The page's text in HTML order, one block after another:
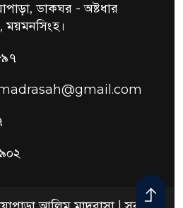
ডাকঘর - অষ্টধার
ময়মনসিংহ।